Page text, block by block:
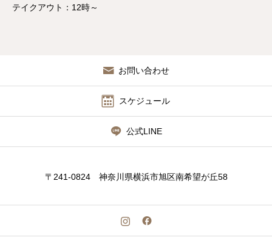
テイクアウト：12時～
お問い合わせ
スケジュール
公式LINE
〒241-0824 神奈川県横浜市旭区南希望が丘58